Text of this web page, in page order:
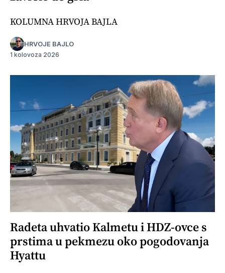
KOLUMNA HRVOJA BAJLA
HRVOJE BAJLO
1 kolovoza 2026
Radeta uhvatio Kalmetu i HDZ-ovce s
prstima u pekmezu oko pogodovanja
Hyattu